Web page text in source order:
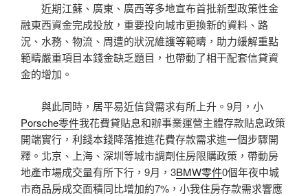
近期江蘇、廣東、廣西等多地宣布首批新型政策性金
融東西資金完成投放，重要投向城市更換新的資料、路
況、水務、物流、周遭的狀況維護等範疇，助力緩解重點
範疇嚴重項目本錢金缺乏題目，也帶動了相干配套信貸資
金的增加。
與此同時，居平易近信貸需求有所上升。9月，小
Porsche零件我花費貸貼息和辦事業運營主體存款貼息政策
開端實行，利錢本錢降落推進花費存款需求進一個步驟開
釋。北京、上海、深圳等城市調劑住房限購政策，帶動房
地產市場成交量有所下行，9月，3BMW零件0個年夜中城
市商品房成交面積同比增加約7%，小我住房存款需求響應